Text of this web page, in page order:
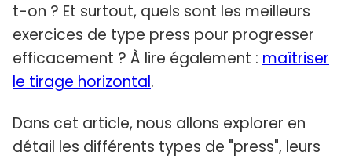
t-on ? Et surtout, quels sont les meilleurs
exercices de type press pour progresser
efficacement ? À lire également : maîtriser
le tirage horizontal.
Dans cet article, nous allons explorer en
détail les différents types de "press", leurs